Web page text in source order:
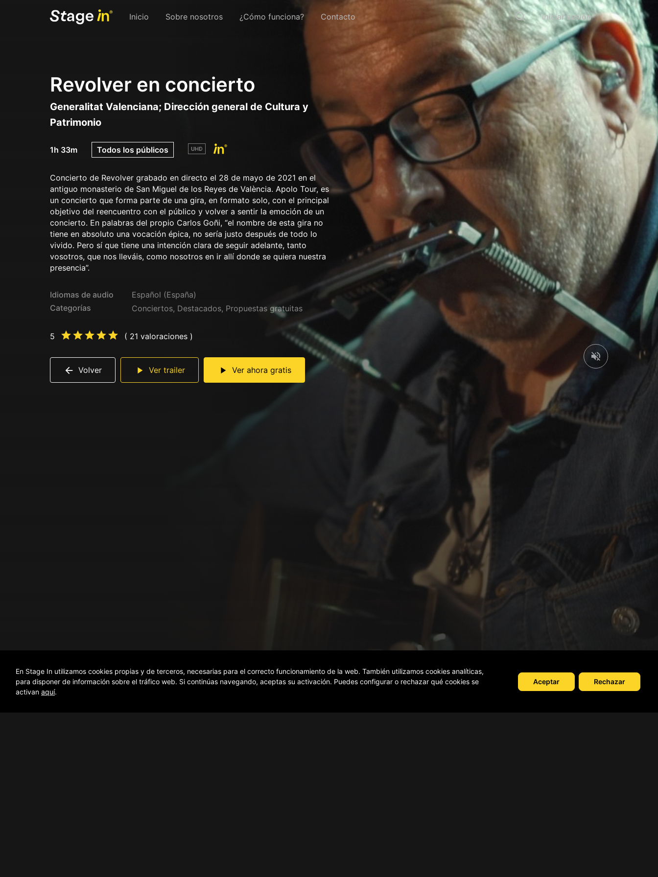
Inicio Sobre nosotros ¿Cómo funciona? Contacto Iniciar sesión
Revolver en concierto
Generalitat Valenciana; Dirección general de Cultura y
Patrimonio
1h 33m Todos los públicos
Concierto de Revolver grabado en directo el 28 de mayo de 2021 en el
antiguo monasterio de San Miguel de los Reyes de València. Apolo Tour, es
un concierto que forma parte de una gira, en formato solo, con el principal
objetivo del reencuentro con el público y volver a sentir la emoción de un
concierto. En palabras del propio Carlos Goñi, “el nombre de esta gira no
tiene en absoluto una vocación épica, no sería justo después de todo lo
vivido. Pero sí que tiene una intención clara de seguir adelante, tanto
vosotros, que nos lleváis, como nosotros en ir allí donde se quiera nuestra
presencia”.
Idiomas de audio
Español (España)
Categorías
Conciertos, Destacados, Propuestas gratuitas
5 ( 21 valoraciones )
Volver Ver trailer Ver ahora gratis
Compartir
INFO GENERAL DETALLES
En Stage In utilizamos cookies propias y de terceros, necesarias para el correcto funcionamiento de la web. También utilizamos cookies analíticas,
para disponer de información sobre el tráfico web. Si continúas navegando, aceptas su activación. Puedes configurar o rechazar qué cookies se
activan aquí.
Aceptar Rechazar